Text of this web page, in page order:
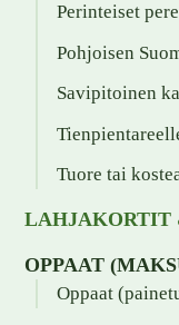
Perinteiset
Pohjoisen
Savipitoinen
Tuore tai
LAHJAKORTIT
OPPAAT
Oppaat